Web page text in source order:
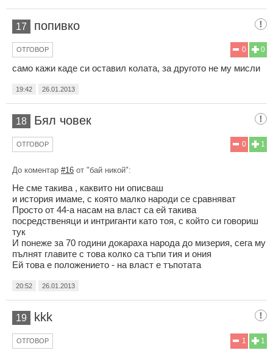
17 попивко
0
0
ОТГОВОР
само кажи каде си оставил колата, за другото не му мисли
19:42 26.01.2013
18 Бял човек
1
0
ОТГОВОР
До коментар #16 от "бай никой":
Не сме такива , каквито ни описваш
и история имаме, с която малко народи се сравняват
Просто от 44-а насам на власт са ей такива
посредственяци и интриганти като тоя, с който си говориш
тук
И понеже за 70 години докараха народа до мизерия, сега му
пълнят главите с това колко са тъпи тия и ония
Ей това е положението - на власт е тъпотата
20:52 26.01.2013
19 kkk
1
1
ОТГОВОР